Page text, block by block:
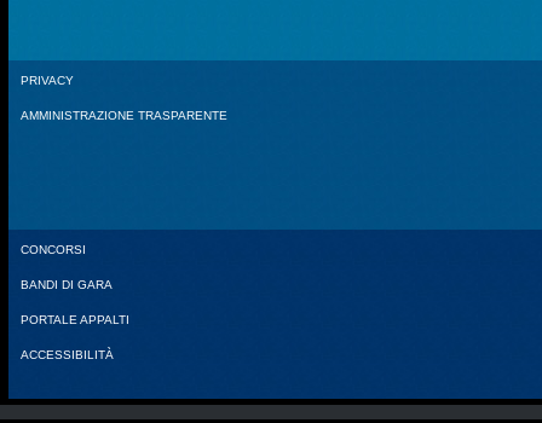
PRIVACY
AMMINISTRAZIONE TRASPARENTE
CONCORSI
BANDI DI GARA
PORTALE APPALTI
ACCESSIBILITÀ